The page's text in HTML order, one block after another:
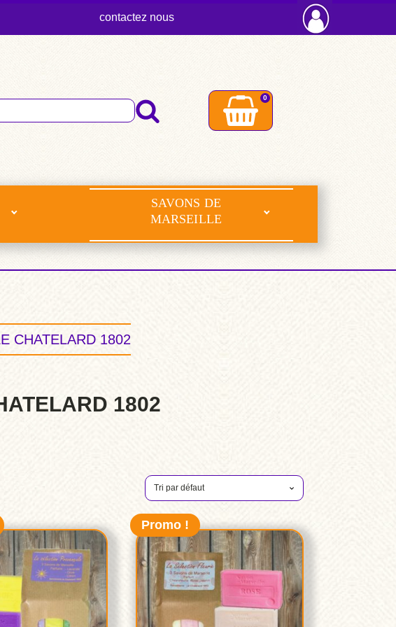
contactez nous
0
SAVONS DE
MARSEILLE
CHATELARD 1802
1802
Promo !